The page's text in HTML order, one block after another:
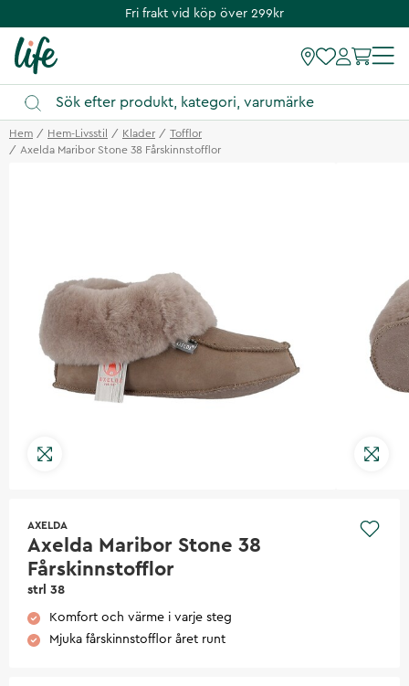
Fri frakt vid köp över 299kr
Hem Hem-Livsstil Klader
Tofflor
Axelda Maribor Stone 38 Fårskinnstofflor
AXELDA
Axelda Maribor Stone 38
Fårskinnstofflor
strl 38
Komfort och värme i varje steg
Mjuka fårskinnstofflor året runt